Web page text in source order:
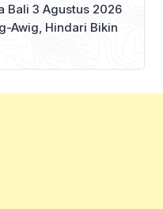
Bali 3 Agustus 2026
Awig, Hindari Bikin